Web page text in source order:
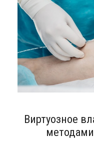
Виртуозное